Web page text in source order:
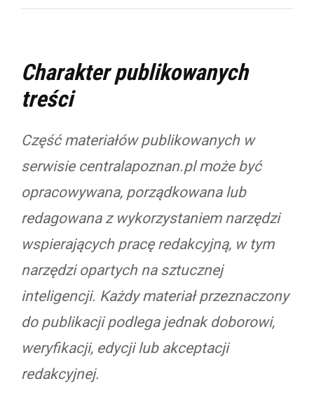
Charakter publikowanych
treści
Część materiałów publikowanych w
serwisie centralapoznan.pl może być
opracowywana, porządkowana lub
redagowana z wykorzystaniem narzędzi
wspierających pracę redakcyjną, w tym
narzędzi opartych na sztucznej
inteligencji. Każdy materiał przeznaczony
do publikacji podlega jednak doborowi,
weryfikacji, edycji lub akceptacji
redakcyjnej.